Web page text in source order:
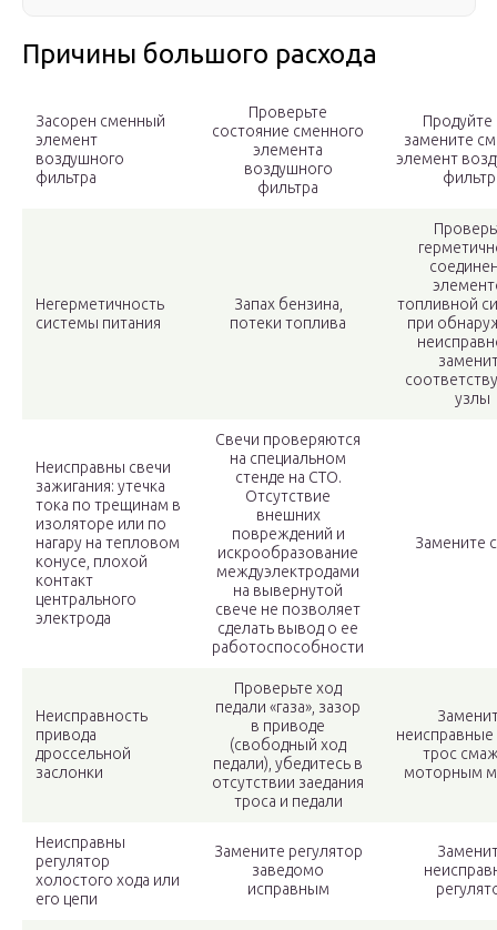
Причины большого расхода
Засорен сменный
элемент
воздушного
фильтра
Проверьте
состояние сменного
элемента
воздушного
фильтра
Продуйте
замените
элемент
Негерметичность
системы питания
Запах бензина,
потеки топлива
топливной
при
узлы
Неисправны свечи
зажигания: утечка
тока по трещинам в
изоляторе или по
нагару на тепловом
конусе, плохой
контакт
центрального
электрода
Свечи проверяются
на специальном
стенде на СТО.
Отсутствие
внешних
повреждений и
искрообразование
междуэлектродами
на вывернутой
свече не позволяет
сделать вывод о ее
работоспособности
Замените
Неисправность
привода
дроссельной
заслонки
Проверьте ход
педали «газа», зазор
в приводе
(свободный ход
педали), убедитесь в
отсутствии заедания
троса и педали
неисправные
трос
моторным
Неисправны
регулятор
холостого хода или
его цепи
Замените регулятор
заведомо
исправным